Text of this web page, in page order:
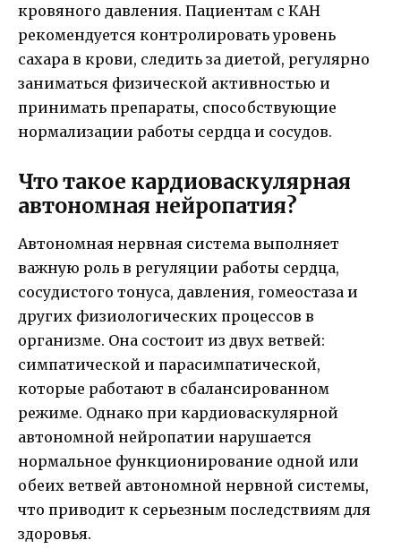
кровяного давления. Пациентам с КАН
рекомендуется контролировать уровень
сахара в крови, следить за диетой, регулярно
заниматься физической активностью и
принимать препараты, способствующие
нормализации работы сердца и сосудов.
Что такое кардиоваскулярная
автономная нейропатия?
Автономная нервная система выполняет
важную роль в регуляции работы сердца,
сосудистого тонуса, давления, гомеостаза и
других физиологических процессов в
организме. Она состоит из двух ветвей:
симпатической и парасимпатической,
которые работают в сбалансированном
режиме. Однако при кардиоваскулярной
автономной нейропатии нарушается
нормальное функционирование одной или
обеих ветвей автономной нервной системы,
что приводит к серьезным последствиям для
здоровья.